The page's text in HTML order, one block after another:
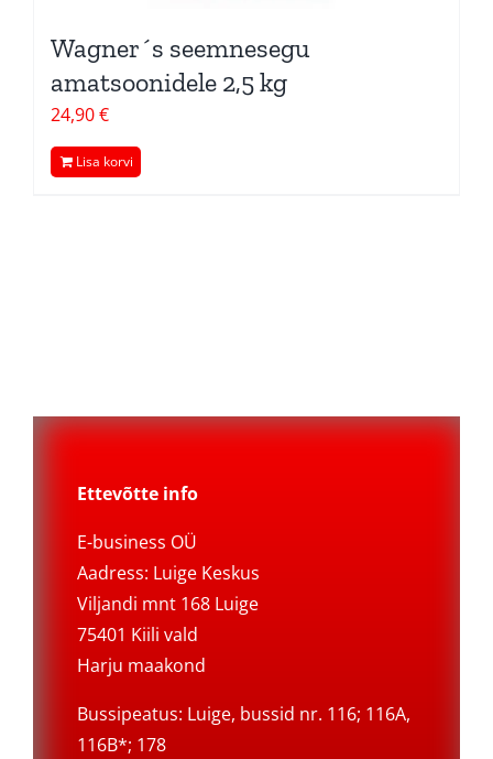
Wagner´s seemnesegu
amatsoonidele 2,5 kg
24,90€
Lisa korvi
Ettevõtte info
E-business OÜ
Aadress: Luige Keskus
Viljandi mnt 168 Luige
75401 Kiili vald
Harju maakond
Bussipeatus: Luige, bussid nr. 116; 116A,
116B*; 178